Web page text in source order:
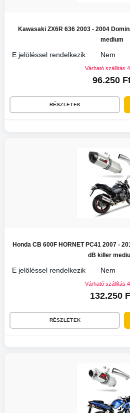
Kawasaki ZX6R 636 2003 - 2004
medium
E jelöléssel rendelkezik Nem
Várható szállítás
96.250
RÉSZLETEK
Honda CB 600F HORNET PC41 2007 -
dB killer
E jelöléssel rendelkezik Nem
Várható szállítás
132.250
RÉSZLETEK